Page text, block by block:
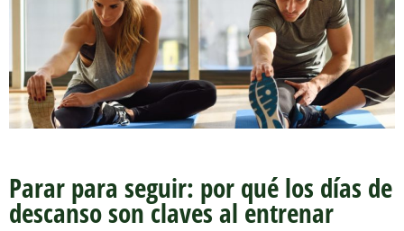
Parar para seguir: por qué los días de
descanso son claves al entrenar